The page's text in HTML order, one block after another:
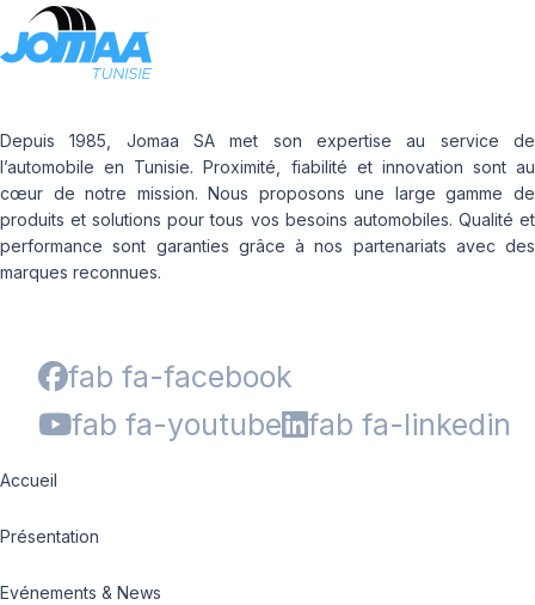
Depuis 1985, Jomaa SA met son expertise au service de
l’automobile en Tunisie. Proximité, fiabilité et innovation sont au
cœur de notre mission. Nous proposons une large gamme de
produits et solutions pour tous vos besoins automobiles. Qualité et
performance sont garanties grâce à nos partenariats avec des
marques reconnues.
fab fa-facebook
fab fa-youtube
fab fa-linkedin
Accueil
Présentation
Evénements & News